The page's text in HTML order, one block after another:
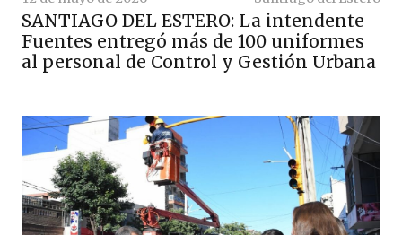
SANTIAGO DEL ESTERO: La intendente
Fuentes entregó más de 100 uniformes
al personal de Control y Gestión Urbana